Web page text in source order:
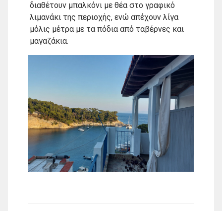
διαθέτουν μπαλκόνι με θέα στο γραφικό
λιμανάκι της περιοχής, ενώ απέχουν λίγα
μόλις μέτρα με τα πόδια από ταβέρνες και
μαγαζάκια.